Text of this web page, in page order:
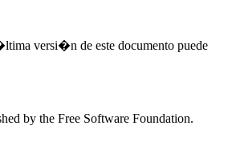
versi�n de este documento puede
by the Free Software Foundation.